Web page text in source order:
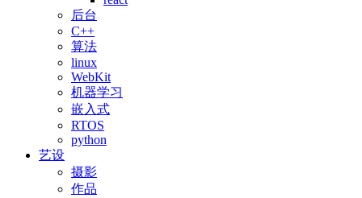
后台
C++
算法
linux
WebKit
机器学习
嵌入式
RTOS
python
艺设
摄影
作品